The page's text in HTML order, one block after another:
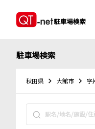
駐車場検索
駐車場検索
秋田県 大館市 字